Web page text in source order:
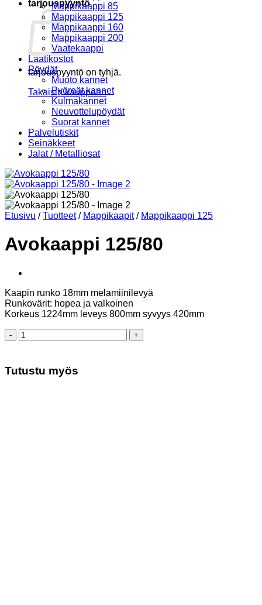
tarjouspyyntö
tarjouspyyntö on tyhjä.
Takaisin kauppaan
Mappikaappi 85
Mappikaappi 125
Mappikaappi 160
Mappikaappi 200
Vaatekaappi
Laatikostot
Pöydät
Muoto kannet
Pyöreät kannet
Kulmakannet
Neuvottelupöydät
Suorat kannet
Palvelutiskit
Seinäkkeet
Jalat / Metalliosat
Etusivu / Tuotteet / Mappikaapit / Mappikaappi 125
Avokaappi 125/80
Kaapin runko 18mm melamiinilevyä
Runkovärit: hopea ja valkoinen
Korkeus 1224mm leveys 800mm syvyys 420mm
Avokaappi
125/80
Tutustu myös